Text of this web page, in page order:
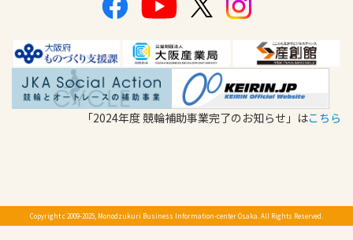
「2024年度 競輪補助事業完了のお知らせ」はこちら
Copyright c 2009-2025, Monodzukuri Business Information-center Osaka. All Rights Reserved.